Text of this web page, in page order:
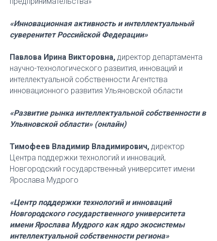
«Инновационная активность и интеллектуальный
суверенитет Российской Федерации»
Павлова Ирина Викторовна, директор департамента
научно-технологического развития, инноваций и
интеллектуальной собственности Агентства
инновационного развития Ульяновской области
«Развитие рынка интеллектуальной собственности в
Ульяновской области» (онлайн)
Тимофеев Владимир Владимирович, директор
Центра поддержки технологий и инноваций,
Новгородский государственный университет имени
Ярослава Мудрого
«Центр поддержки технологий и инноваций
Новгородского государственного университета
имени Ярослава Мудрого как ядро экосистемы
интеллектуальной собственности региона»